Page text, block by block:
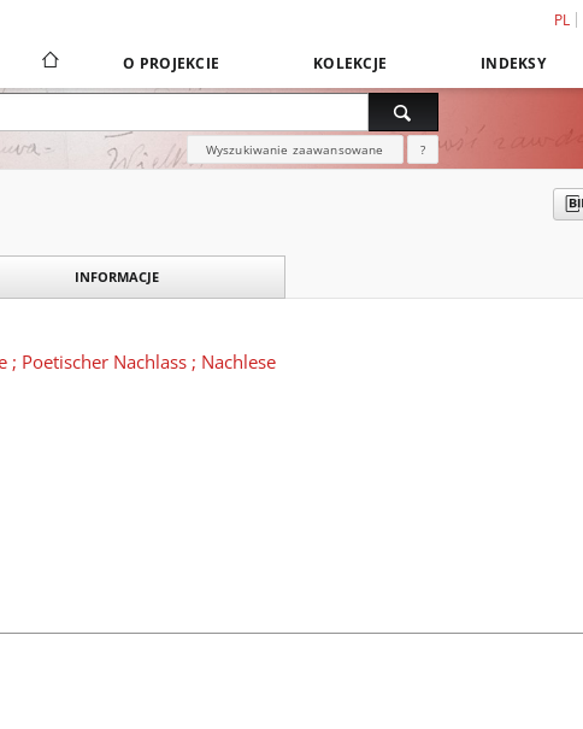
PL
O PROJEKCIE KOLEKCJE INDEKSY
Wyszukiwanie zaawansowane ?
INFORMACJE
Poetischer Nachlass ; Nachlese